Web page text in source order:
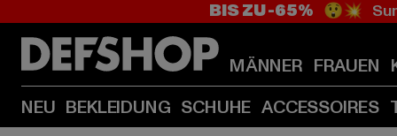
BIS ZU -65% 😲💥
MÄNNER FRAUEN
NEU BEKLEIDUNG SCHUHE ACCESSOIRES